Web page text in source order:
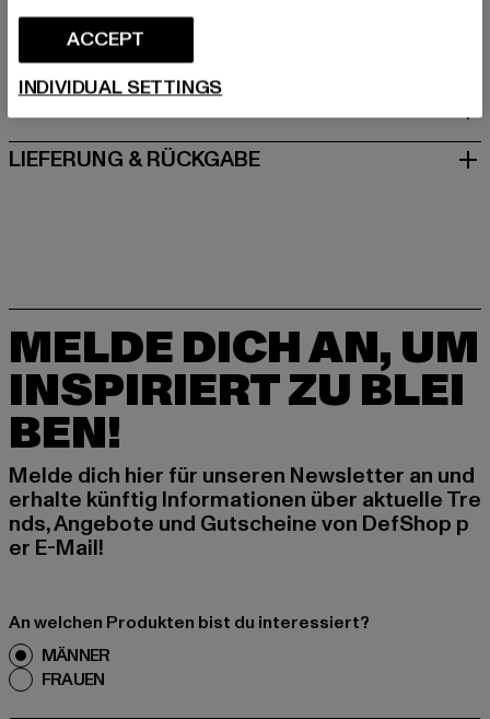
GRÖSSE & PASSFORM
PFLEGEHINWEISE
LIEFERUNG & RÜCKGABE
MELDE DICH AN, UM
INSPIRIERT ZU BLEI
BEN!
Melde dich hier für unseren Newsletter an und
erhalte künftig Informationen über aktuelle Tre
nds, Angebote und Gutscheine von DefShop p
er E-Mail!
An welchen Produkten bist du interessiert?
MÄNNER
FRAUEN
ACCEPT
INDIVIDUAL SETTINGS